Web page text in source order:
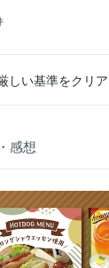
しい基準をクリ
感想